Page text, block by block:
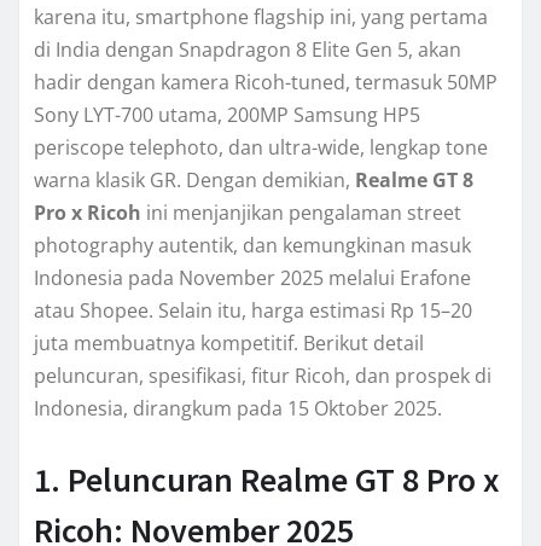
karena itu, smartphone flagship ini, yang pertama
di India dengan Snapdragon 8 Elite Gen 5, akan
hadir dengan kamera Ricoh-tuned, termasuk 50MP
Sony LYT-700 utama, 200MP Samsung HP5
periscope telephoto, dan ultra-wide, lengkap tone
warna klasik GR. Dengan demikian, Realme GT 8
Pro x Ricoh ini menjanjikan pengalaman street
photography autentik, dan kemungkinan masuk
Indonesia pada November 2025 melalui Erafone
atau Shopee. Selain itu, harga estimasi Rp 15–20
juta membuatnya kompetitif. Berikut detail
peluncuran, spesifikasi, fitur Ricoh, dan prospek di
Indonesia, dirangkum pada 15 Oktober 2025.
1. Peluncuran Realme GT 8 Pro x
Ricoh: November 2025